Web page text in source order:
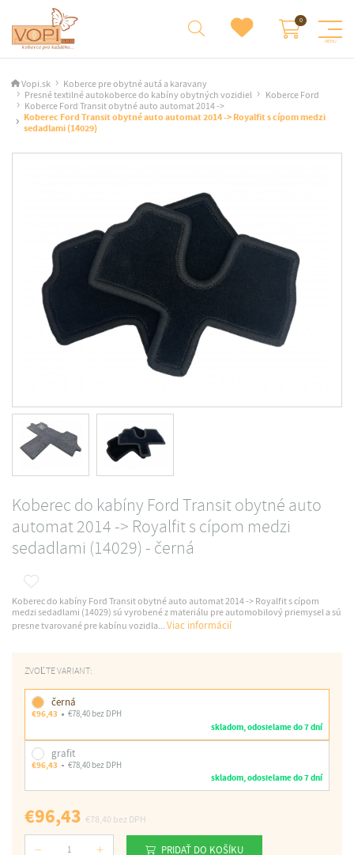
Vopi.sk
Koberce pre obytné autá a karavany
Presné textilné autokoberce do kabíny obytných vozidiel
Koberce Ford
Koberce Ford Transit obytné auto automat 2014 ->
Koberec Ford Transit obytné auto automat 2014 -> Royalfit s cípom medzi
sedadlami (14029)
Koberec do kabíny Ford Transit obytné auto
automat 2014 -> Royalfit s cípom medzi
sedadlami (14029) - černá
Koberec do kabíny Ford Transit obytné auto automat 2014 -> Royalfit s cípom
medzi sedadlami (14029) sú vyrobené z materiálu pre automobilový priemysel a sú
presne tvarované pre kabínu vozidla...Viac informácií
ZVOĽTE VARIANT:
černá
€96,43
€78,40 bez DPH
skladom, odosielame do 7 dní
grafit
€96,43
€78,40 bez DPH
skladom, odosielame do 7 dní
€96,43 €78,40 bez DPH
PRIDAŤ DO KOŠÍKU